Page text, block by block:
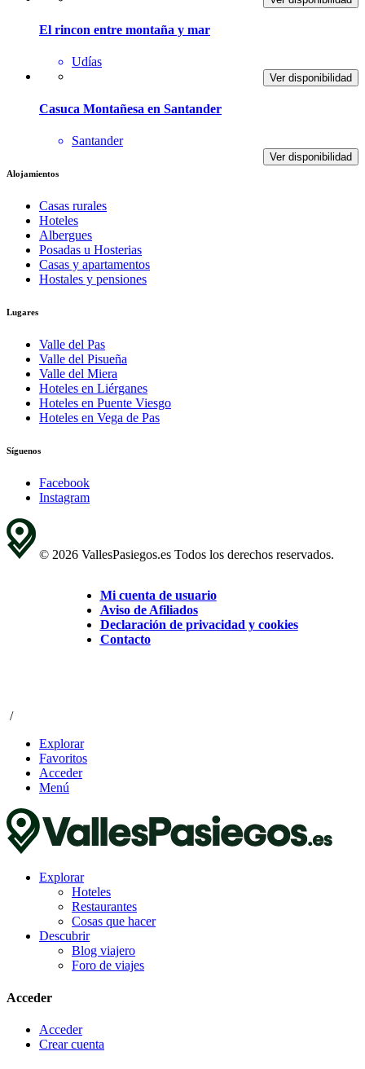
El rincon entre montaña y mar
Udías
Ver disponibilidad
Casuca Montañesa en Santander
Santander
Ver disponibilidad
Alojamientos
Casas rurales
Hoteles
Albergues
Posadas u Hosterias
Casas y apartamentos
Hostales y pensiones
Lugares
Valle del Pas
Valle del Pisueña
Valle del Miera
Hoteles en Liérganes
Hoteles en Puente Viesgo
Hoteles en Vega de Pas
Síguenos
Facebook
Instagram
© 2026 VallesPasiegos.es Todos los derechos reservados.
Mi cuenta de usuario
Aviso de Afiliados
Declaración de privacidad y cookies
Contacto
/
Explorar
Favoritos
Acceder
Menú
Explorar
Hoteles
Restaurantes
Cosas que hacer
Descubrir
Blog viajero
Foro de viajes
Acceder
Acceder
Crear cuenta